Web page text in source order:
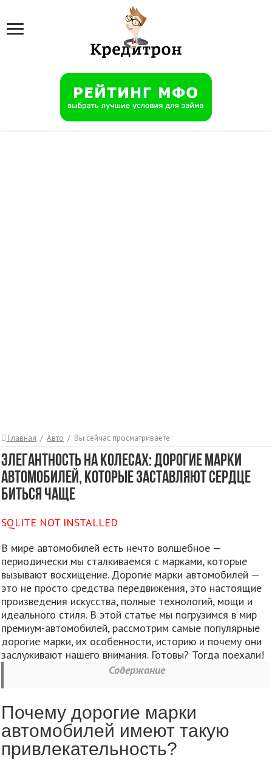
Главная / Авто / Вы сейчас просматриваете:
Элегантность на колесах: дорогие марки
автомобилей, которые заставляют сердце
биться чаще
SQLITE NOT INSTALLED
В мире автомобилей есть нечто волшебное —
периодически мы сталкиваемся с марками, которые
вызывают восхищение. Дорогие марки автомобилей —
это не просто средства передвижения, это настоящие
произведения искусства, полные технологий, мощи и
идеального стиля. В этой статье мы погрузимся в мир
премиум-автомобилей, рассмотрим самые популярные
дорогие марки, их особенности, историю и почему они
заслуживают нашего внимания. Готовы? Тогда поехали!
Содержание
Почему дорогие марки
автомобилей имеют такую
привлекательность?